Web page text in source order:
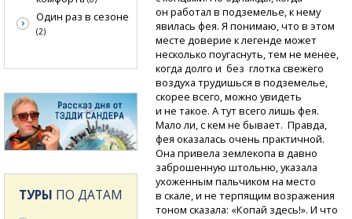
он работал в подземелье, к нему
явилась фея. Я понимаю, что в этом
месте доверие к легенде может
несколько поугаснуть, тем не менее,
когда долго и без глотка свежего
воздуха трудишься в подземелье,
скорее всего, можно увидеть
и не такое. А тут всего лишь фея.
Мало ли, с кем не бывает. Правда,
фея оказалась очень практичной.
Она привела землекопа в давно
заброшенную штольню, указала
ухоженным пальчиком на место
в скале, и не терпящим возражения
тоном сказала: «Копай здесь!». И что
Один раз в сезоне
(2)
ТУРЫ ПО ДАТАМ